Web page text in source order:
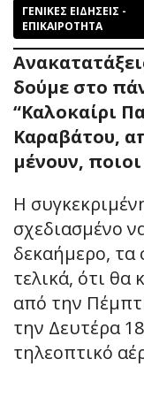
ΓΕΝΙΚΕΣ ΕΙΔΗΣΕΙΣ -
ΕΠΙΚΑΙΡΟΤΗΤΑ
δούμε στο
“Καλοκαίρι
Καραβάτου,
μένουν,
Η
σχεδιασμένο
δεκαήμερο, τα
τελικά, ότι θα
από την
την Δευτέρα
τηλεοπτικό